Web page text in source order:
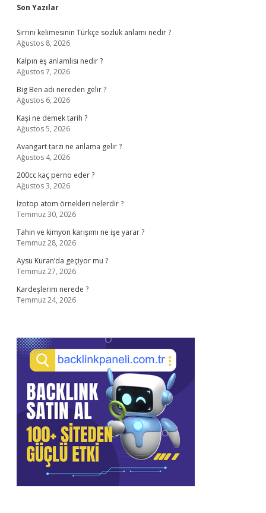
Sidebar
Son Yazılar
Sırrını kelimesinin Türkçe sözlük anlamı nedir ?
Ağustos 8, 2026
Kalpın eş anlamlısı nedir ?
Ağustos 7, 2026
Big Ben adı nereden gelir ?
Ağustos 6, 2026
Kaşi ne demek tarih ?
Ağustos 5, 2026
Avangart tarzı ne anlama gelir ?
Ağustos 4, 2026
200cc kaç perno eder ?
Ağustos 3, 2026
İzotop atom örnekleri nelerdir ?
Temmuz 30, 2026
Tahin ve kimyon karışımı ne işe yarar ?
Temmuz 28, 2026
Aysu Kuran’da geçiyor mu ?
Temmuz 27, 2026
Kardeşlerim nerede ?
Temmuz 24, 2026